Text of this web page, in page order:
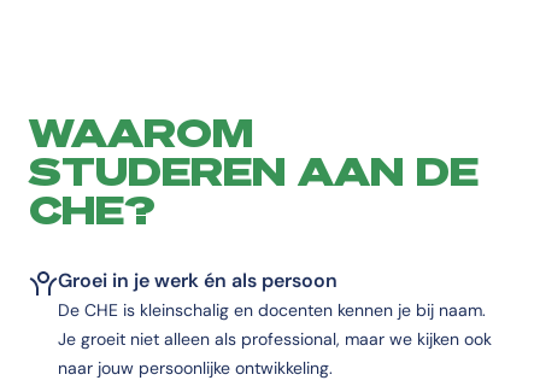
WAAROM
STUDEREN AAN DE
CHE?
Groei in je werk én als persoon
De CHE is kleinschalig en docenten kennen je bij naam.
Je groeit niet alleen als professional, maar we kijken ook
naar jouw persoonlijke ontwikkeling.